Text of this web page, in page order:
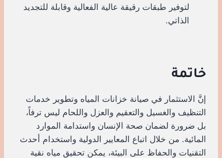
لتوفير طبقات رقيقة عالية الفعالية وقابلة للتجديد
الذاتي.
خاتمة
إنَّ الاستثمار في صيانة خزانات المياه وتطوير خدمات
التنظيف والغسيل والتعقيم والعزل واللحام ليس ترفاً،
بل ضرورة لضمان صحة الإنسان واستدامة الموارد
المائية. من خلال اتباع المعايير الدولية واستخدام أحدث
التقنيات والحفاظ على البيئة، يمكن تحقيق مياه نقية